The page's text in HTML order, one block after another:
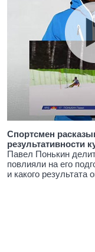
Спортсмен
результативности
Павел Понькин
повлияли на его
и какого результата